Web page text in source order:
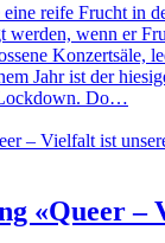
reife Frucht in
werden, wenn er
Konzertsäle,
Jahr ist der
Do…
«Queer –